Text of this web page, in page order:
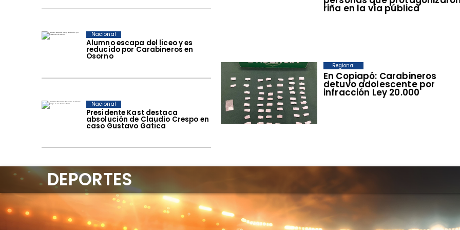
Alumno escapa del liceo y es
reducido por Carabineros en
Osorno
Nacional
Presidente Kast destaca
absolución de Claudio Crespo en
caso Gustavo Gatica
Nacional
riña en la vía pública
​En Copiapó: Carabineros
detuvo adolescente por
infracción Ley 20.000
Regional
DEPORTES